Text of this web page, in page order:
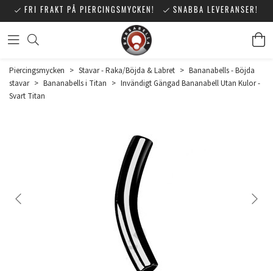
FRI FRAKT PÅ PIERCINGSMYCKEN! SNABBA LEVERANSER!
Piercingsmycken > Stavar - Raka/Böjda & Labret > Bananabells - Böjda
stavar > Bananabells i Titan > Invändigt Gängad Bananabell Utan Kulor -
Svart Titan